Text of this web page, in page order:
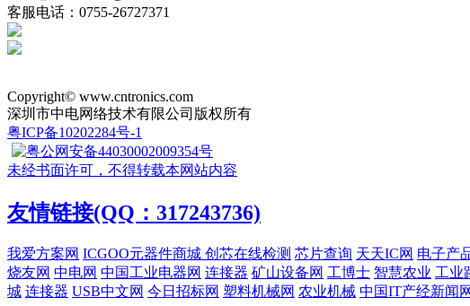
客服电话：0755-26727371
Copyright© www.cntronics.com
深圳市中电网络技术有限公司版权所有
粤ICP备10202284号-1
粤公网安备44030002009354号
未经书面许可，不得转载本网站内容
友情链接(QQ：317243736)
我爱方案网 ICGOO元器件商城 创芯在线检测 芯片查询 天天IC网 电子产
烧友网 中电网 中国工业电器网 连接器 矿山设备网 工博士 智慧农业 工业
城 连接器 USB中文网 今日招标网 塑料机械网 农业机械 中国IT产经新闻网